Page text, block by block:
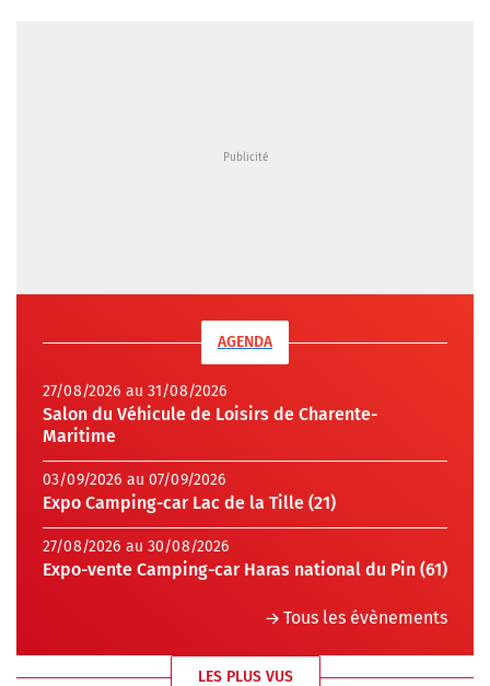
AGENDA
27/08/2026 au 31/08/2026
Salon du Véhicule de Loisirs de Charente-
Maritime
03/09/2026 au 07/09/2026
Expo Camping-car Lac de la Tille (21)
27/08/2026 au 30/08/2026
Expo-vente Camping-car Haras national du Pin (61)
Tous les évènements
LES PLUS VUS